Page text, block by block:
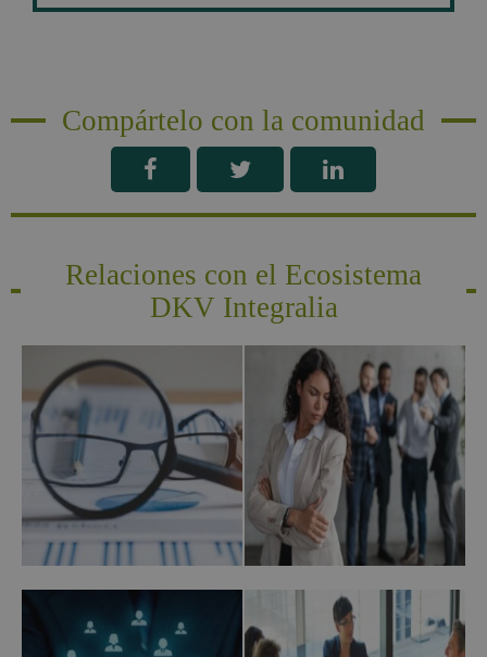
Compártelo con la comunidad
Relaciones con el Ecosistema
DKV Integralia